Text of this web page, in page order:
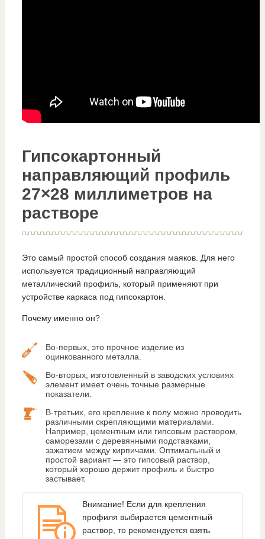
Гипсокартонный
направляющий профиль
27×28 миллиметров на
растворе
Это самый простой способ создания маяков. Для него
используется традиционный направляющий
металлический профиль, который применяют при
устройстве каркаса под гипсокартон.
Почему именно он?
Во-первых, это прочное изделие из
оцинкованного металла.
Во-вторых, изготовленный в заводских условиях
элемент имеет очень точные размерные
показатели.
В-третьих, его крепление к полу можно проводить
различными скрепляющими материалами.
Например, цементным или гипсовым раствором,
саморезами с деревянными подставками,
зажатием между кирпичами. Оптимальный и
простой вариант — это гипсовый раствор,
который хорошо держит профиль и быстро
застывает.
Внимание! Если для крепления
профиля выбирается цементный
раствор, то рекомендуется взять